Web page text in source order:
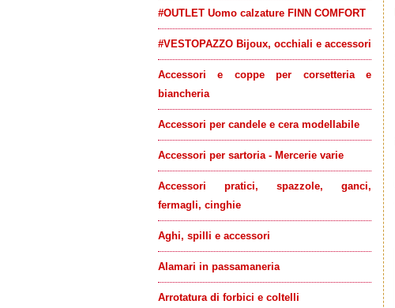
#OUTLET Uomo calzature FINN COMFORT
#VESTOPAZZO Bijoux, occhiali e accessori
Accessori e coppe per corsetteria e
biancheria
Accessori per candele e cera modellabile
Accessori per sartoria - Mercerie varie
Accessori pratici, spazzole, ganci,
fermagli, cinghie
Aghi, spilli e accessori
Alamari in passamaneria
Arrotatura di forbici e coltelli